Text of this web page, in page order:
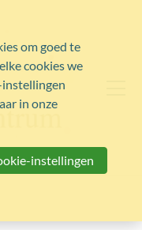
om goed te
cookies we
instellingen
in onze
instellingen